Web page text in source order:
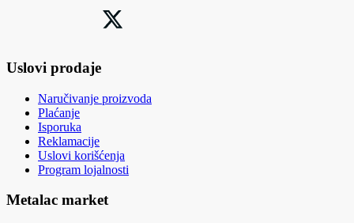
Uslovi prodaje
Naručivanje proizvoda
Plaćanje
Isporuka
Reklamacije
Uslovi korišćenja
Program lojalnosti
Metalac market